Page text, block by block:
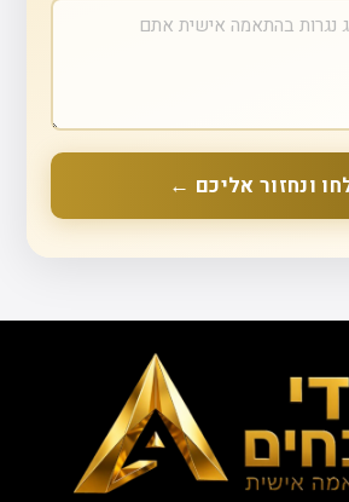
ונחזור אליכם ←